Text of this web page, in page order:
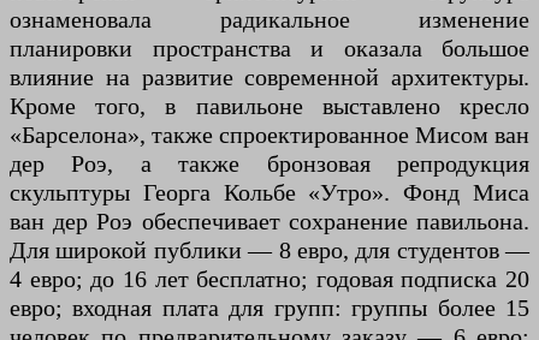
ознаменовала радикальное изменение
планировки пространства и оказала большое
влияние на развитие современной архитектуры.
Кроме того, в павильоне выставлено кресло
«Барселона», также спроектированное Мисом ван
дер Роэ, а также бронзовая репродукция
скульптуры Георга Кольбе «Утро». Фонд Миса
ван дер Роэ обеспечивает сохранение павильона.
Для широкой публики — 8 евро, для студентов —
4 евро; до 16 лет бесплатно; годовая подписка 20
евро; входная плата для групп: группы более 15